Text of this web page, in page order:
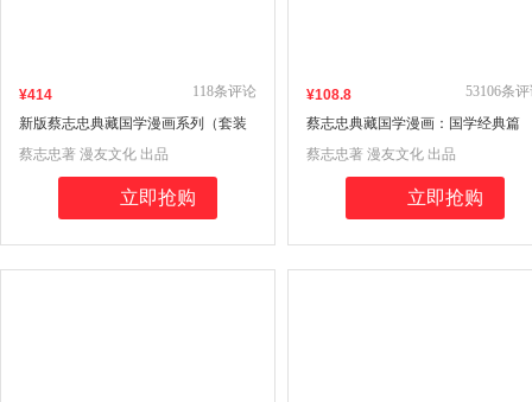
¥414
新版蔡志忠典藏国学漫画系列（套装
共18册）
118条评论
蔡志忠著 漫友文化 出品
立即抢购
¥108.8
蔡志忠典藏国学漫画：国学经典篇
（套装共7册）
53106条
蔡志忠著 漫友文化 出品
立即抢购